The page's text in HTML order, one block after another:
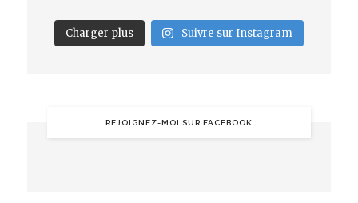
Charger plus Suivre sur Instagram
REJOIGNEZ-MOI SUR FACEBOOK